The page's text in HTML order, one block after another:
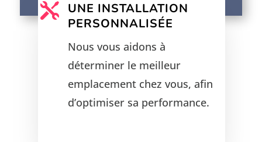
 UNE INSTALLATION
PERSONNALISÉE
Nous vous aidons à
déterminer le meilleur
emplacement chez vous, afin
d’optimiser sa performance.